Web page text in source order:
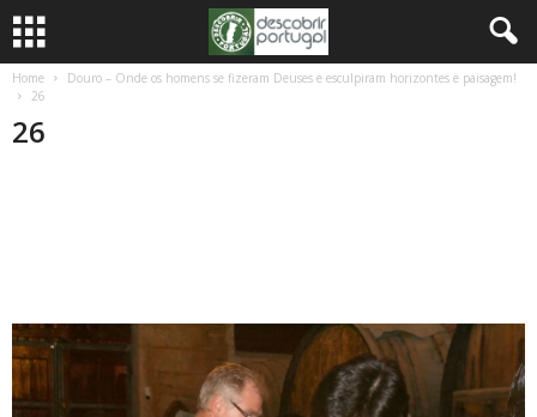
Home
Douro – Onde os homens se fizeram Deuses e esculpiram horizontes e paisagem!
26
26